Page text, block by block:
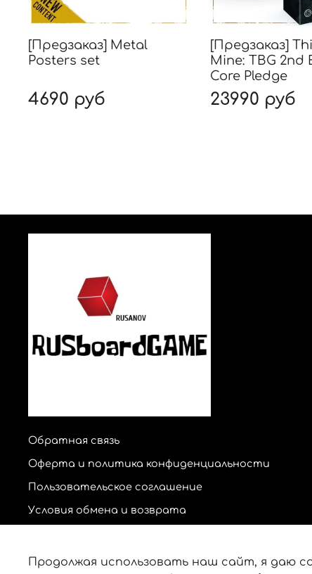
[Предзаказ] Metal
Posters set
4690 руб
[Предзаказ]
Mine: TBG 2nd
Core Pledge
23990 руб
Обратная связь
Оферта и политика конфиденциальности
Пользовательское соглашение
Условия обмена и возврата
Продолжая использовать наш сайт, я даю